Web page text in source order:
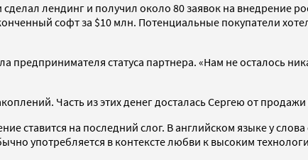
лендинг и получил около 80 заявок на внедрение
софт за $10 млн. Потенциальные покупатели
статуса партнера. «Нам не осталось
Часть из этих денег досталась Сергею от
ставится на последний слог. В английском языке у
употребляется в контексте любви к высоким